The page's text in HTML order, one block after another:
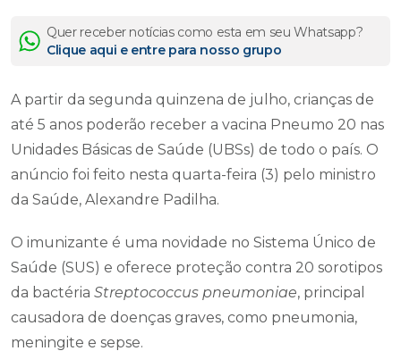
Quer receber notícias como esta em seu Whatsapp?
Clique aqui e entre para nosso grupo
A partir da segunda quinzena de julho, crianças de
até 5 anos poderão receber a vacina Pneumo 20 nas
Unidades Básicas de Saúde (UBSs) de todo o país. O
anúncio foi feito nesta quarta-feira (3) pelo ministro
da Saúde, Alexandre Padilha.
O imunizante é uma novidade no Sistema Único de
Saúde (SUS) e oferece proteção contra 20 sorotipos
da bactéria Streptococcus pneumoniae, principal
causadora de doenças graves, como pneumonia,
meningite e sepse.